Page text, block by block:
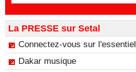
La PRESSE sur Setal
Connectez-vous sur l'essentiel
Dakar musique